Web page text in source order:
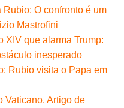
O confronto é um
Mastrofini
XIV que alarma Trump:
inesperado
Rubio visita o Papa em
Vaticano. Artigo de